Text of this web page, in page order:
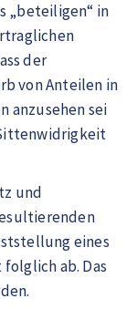
„beteiligen“ in
der
von Anteilen in
anzusehen sei
und
eines
ab. Das